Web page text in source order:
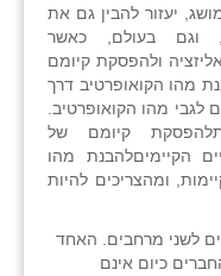
יעזור להבין גם את
וגם בעולם, כאשר
ולהפסקת קיומם
מהו הקואופרטיב דרך
לגבי מהו הקואופרטיב.
קיומם של
הקיימיםלהבנת מהו
ומהצריכים להיות
לשני מרחבים. האחד
כיום אינם